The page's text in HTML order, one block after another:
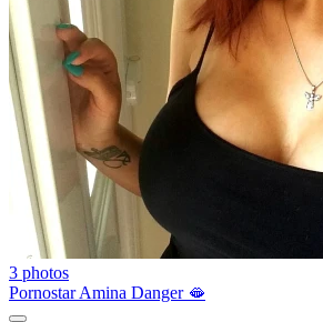
3 photos
Pornostar Amina Danger 🫦